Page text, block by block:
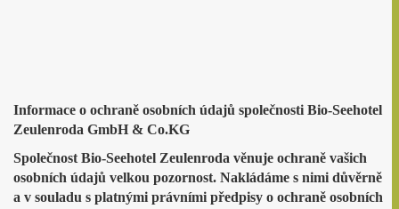
Informace o ochraně osobních údajů společnosti Bio-Seehotel
Zeulenroda GmbH & Co.KG
Společnost Bio-Seehotel Zeulenroda věnuje ochraně vašich
osobních údajů velkou pozornost. Nakládáme s nimi důvěrně
a v souladu s platnými právními předpisy o ochraně osobních